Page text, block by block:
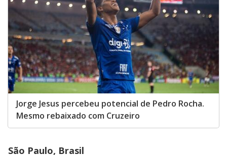
Jorge Jesus percebeu potencial de Pedro Rocha.
Mesmo rebaixado com Cruzeiro
São Paulo, Brasil